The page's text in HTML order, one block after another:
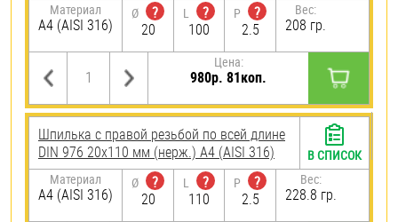
Материал
A4 (AISI 316)
Ø
?
20
L
?
100
P
?
2.5
Вес:
208 гр.
Цена:
980р. 81коп.
Шпилька с правой резьбой по всей длине
DIN 976 20х110 мм (нерж.) A4 (AISI 316)
Материал
A4 (AISI 316)
Ø
?
20
L
?
110
P
?
2.5
Вес:
228.8 гр.
В СПИСОК